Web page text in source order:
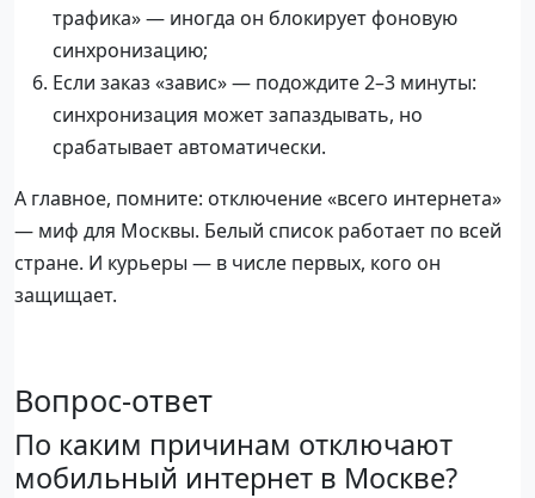
трафика» — иногда он блокирует фоновую
синхронизацию;
Если заказ «завис» — подождите 2–3 минуты:
синхронизация может запаздывать, но
срабатывает автоматически.
А главное, помните: отключение «всего интернета»
— миф для Москвы. Белый список работает по всей
стране. И курьеры — в числе первых, кого он
защищает.
Вопрос-ответ
По каким причинам отключают
мобильный интернет в Москве?